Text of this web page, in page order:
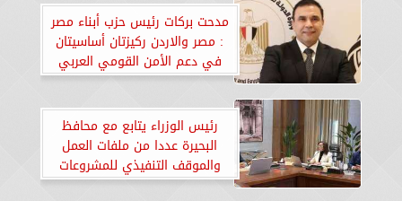
مدحت بركات رئيس حزب أبناء مصر
: مصر والاردن ركيزتان أساسيتان
في دعم الأمن القومي العربي
رئيس الوزراء يتابع مع محافظ
البحيرة عددا من ملفات العمل
والموقف التنفيذي للمشروعات
التنموية والخدمية